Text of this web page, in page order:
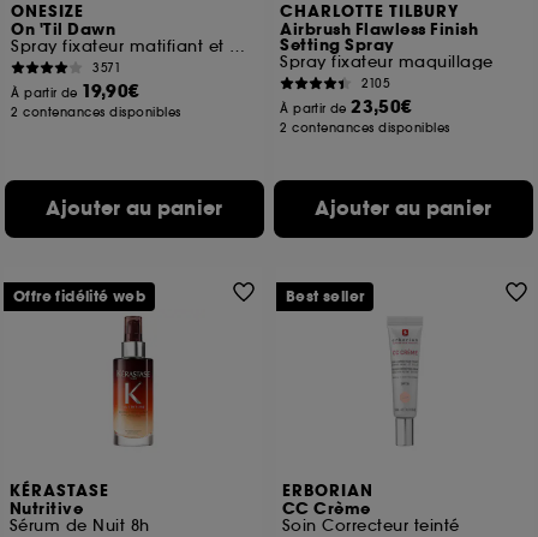
ONESIZE
On 'Til Dawn
Spray fixateur matifiant et waterproof
3571
À partir de 19,90€
2 contenances disponibles
Ajouter au panier
CHARLOTTE TILBURY
Airbrush Flawless Finish
Setting Spray
Spray fixateur maquillage
2105
À partir de23,50€
2 contenances disponibles
Ajouter au panier
KÉRASTASE
Nutritive
Sérum de Nuit 8h
Offre fidélité web
ERBORIAN
CC Crème
Soin Correcteur teinté
Best seller